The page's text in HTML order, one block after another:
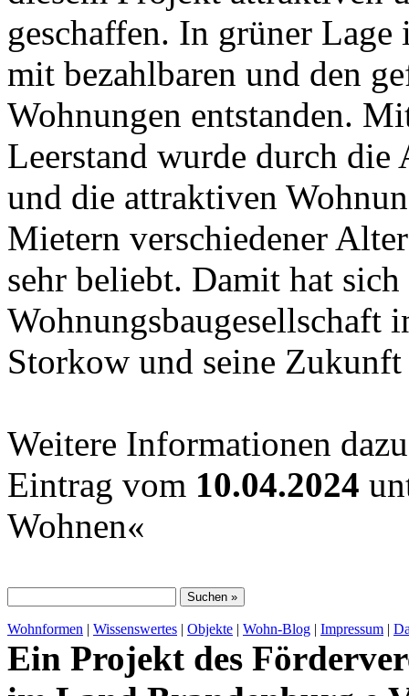
geschaffen. In grüner
mit bezahlbaren und den
Wohnungen entstanden.
Leerstand wurde durch
und die attraktiven
Mietern verschiedener
sehr beliebt. Damit hat
Wohnungsbaugesellschaft
Storkow und seine
Weitere Informationen
Eintrag vom 10.04.2024
Wohnen«
Wohnformen | Wissenswertes | Objekte | Wohn-Blog | Impressum |
Ein Projekt des